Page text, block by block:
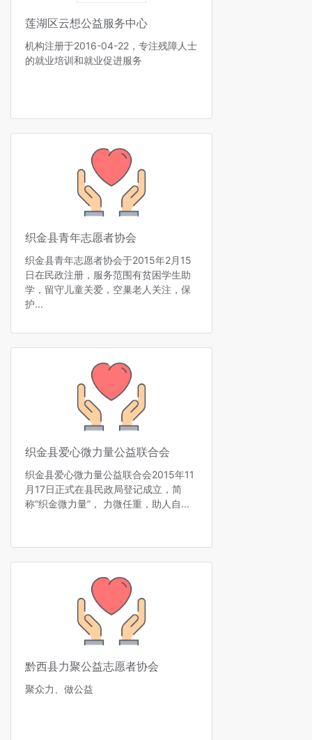
莲湖区云想公益服务中心
机构注册于2016-04-22，专注残障人士
的就业培训和就业促进服务
织金县青年志愿者协会
织金县青年志愿者协会于2015年2月15
日在民政注册，服务范围有贫困学生助
学，留守儿童关爱，空巢老人关注，保
护...
织金县爱心微力量公益联合会
织金县爱心微力量公益联合会2015年11
月17日正式在县民政局登记成立，简
称“织金微力量”， 力微任重，助人自...
黔西县力聚公益志愿者协会
聚众力、做公益